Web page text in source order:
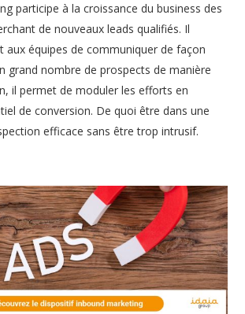
participe à la croissance du business des
de nouveaux leads qualifiés. Il
aux équipes de communiquer de façon
grand nombre de prospects de manière
il permet de moduler les efforts en
de conversion. De quoi être dans une
efficace sans être trop intrusif.